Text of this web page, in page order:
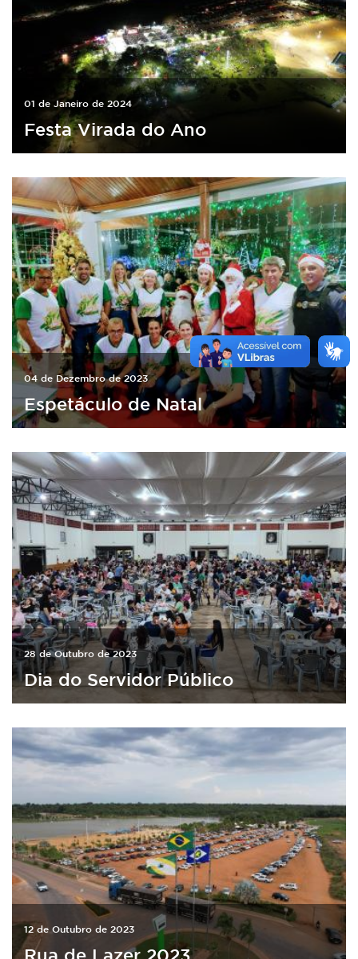
01 de Janeiro de 2024
Festa Virada do Ano
04 de Dezembro de 2023
Espetáculo de Natal
28 de Outubro de 2023
Dia do Servidor Público
12 de Outubro de 2023
Rua de Lazer 2023